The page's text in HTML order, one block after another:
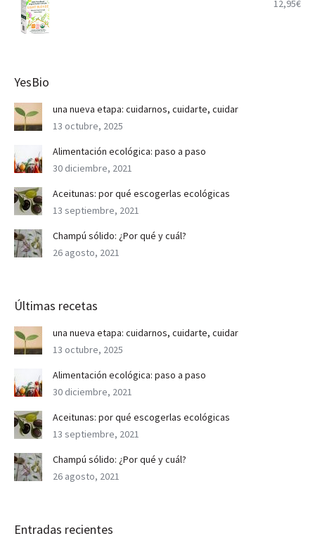
12,95€
YesBio
una nueva etapa: cuidarnos, cuidarte, cuidar
13 octubre, 2025
Alimentación ecológica: paso a paso
30 diciembre, 2021
Aceitunas: por qué escogerlas ecológicas
13 septiembre, 2021
Champú sólido: ¿Por qué y cuál?
26 agosto, 2021
Últimas recetas
una nueva etapa: cuidarnos, cuidarte, cuidar
13 octubre, 2025
Alimentación ecológica: paso a paso
30 diciembre, 2021
Aceitunas: por qué escogerlas ecológicas
13 septiembre, 2021
Champú sólido: ¿Por qué y cuál?
26 agosto, 2021
Entradas recientes